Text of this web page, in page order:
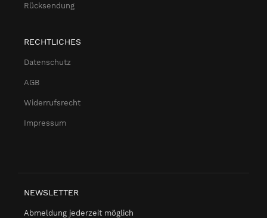
Rücksendung
RECHTLICHES
Datenschutz
AGB
Widerrufsrecht
Impressum
NEWSLETTER
Abmeldung jederzeit möglich